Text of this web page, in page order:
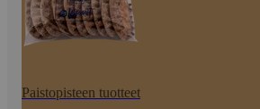
Paistopisteen tuotteet